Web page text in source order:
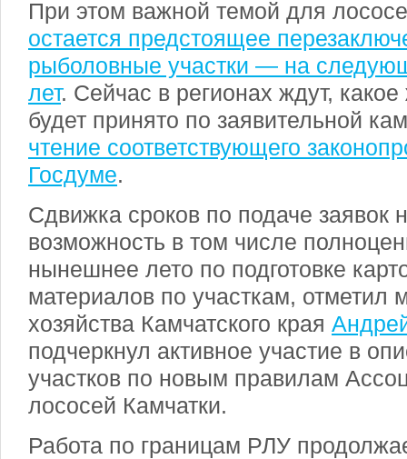
При этом важной темой для
остается предстоящее
рыболовные участки — на
лет. Сейчас в регионах ждут,
будет принято по заявительной
чтение соответствующего
Госдуме.
Сдвижка сроков по подаче заявок
возможность в том числе
нынешнее лето по подготовке
материалов по участкам, отметил
хозяйства Камчатского края
подчеркнул активное участие в
участков по новым правилам
лососей Камчатки.
Работа по границам РЛУ